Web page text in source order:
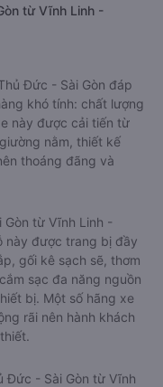
từ Vĩnh Linh -
Đức - Sài Gòn đáp
khó tính: chất lượng
này được cải tiến từ
nằm, thiết kế
thoáng đãng và
từ Vĩnh Linh -
này được trang bị đầy
gối kê sạch sẽ, thơm
sạc đa năng nguồn
bị. Một số hãng xe
rãi nên hành khách
Đức - Sài Gòn từ Vĩnh